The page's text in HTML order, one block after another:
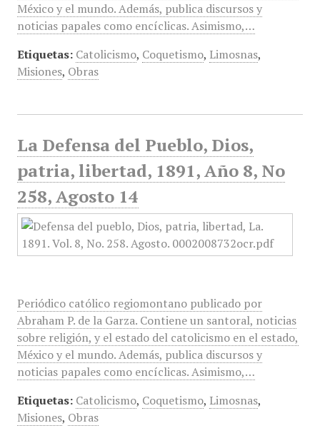
México y el mundo. Además, publica discursos y
noticias papales como encíclicas. Asimismo,…
Etiquetas: Catolicismo, Coquetismo, Limosnas,
Misiones, Obras
La Defensa del Pueblo, Dios,
patria, libertad, 1891, Año 8, No
258, Agosto 14
Periódico católico regiomontano publicado por
Abraham P. de la Garza. Contiene un santoral, noticias
sobre religión, y el estado del catolicismo en el estado,
México y el mundo. Además, publica discursos y
noticias papales como encíclicas. Asimismo,…
Etiquetas: Catolicismo, Coquetismo, Limosnas,
Misiones, Obras